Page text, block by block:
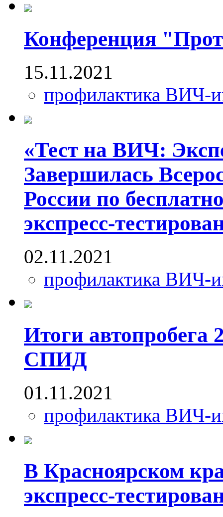
Конференция
15.11.2021
профилактика ВИЧ-
«Тест на ВИЧ:
Завершилась
России по
экспресс-
02.11.2021
профилактика ВИЧ-
Итоги автопробега
СПИД
01.11.2021
профилактика ВИЧ-
В Красноярском
экспресс-